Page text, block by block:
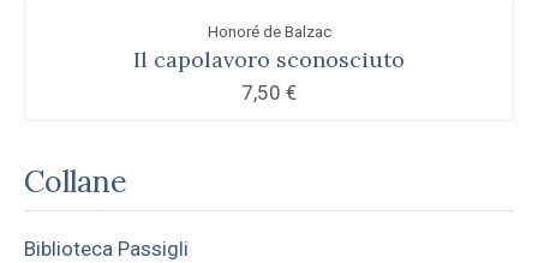
Honoré de Balzac
Il capolavoro sconosciuto
7,50 €
Collane
Biblioteca Passigli